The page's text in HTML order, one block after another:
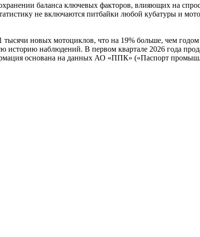
баланса ключевых факторов, влияющих на
не включаются питбайки любой кубатуры и
новых мотоциклов, что на 19% больше, чем
историю наблюдений. В первом квартале 2026 года
основана на данных АО «ППК» («Паспорт